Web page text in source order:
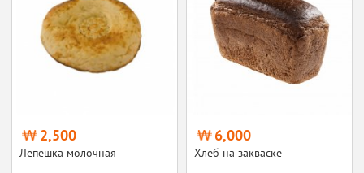
2,500
Лепешка молочная
6,000
Хлеб на закваске